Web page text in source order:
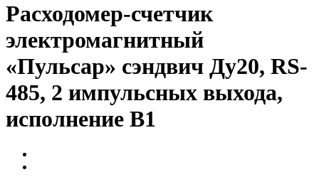
Расходомер-счетчик
электромагнитный
«Пульсар» сэндвич Ду20, RS-
485, 2 импульсных выхода,
исполнение В1